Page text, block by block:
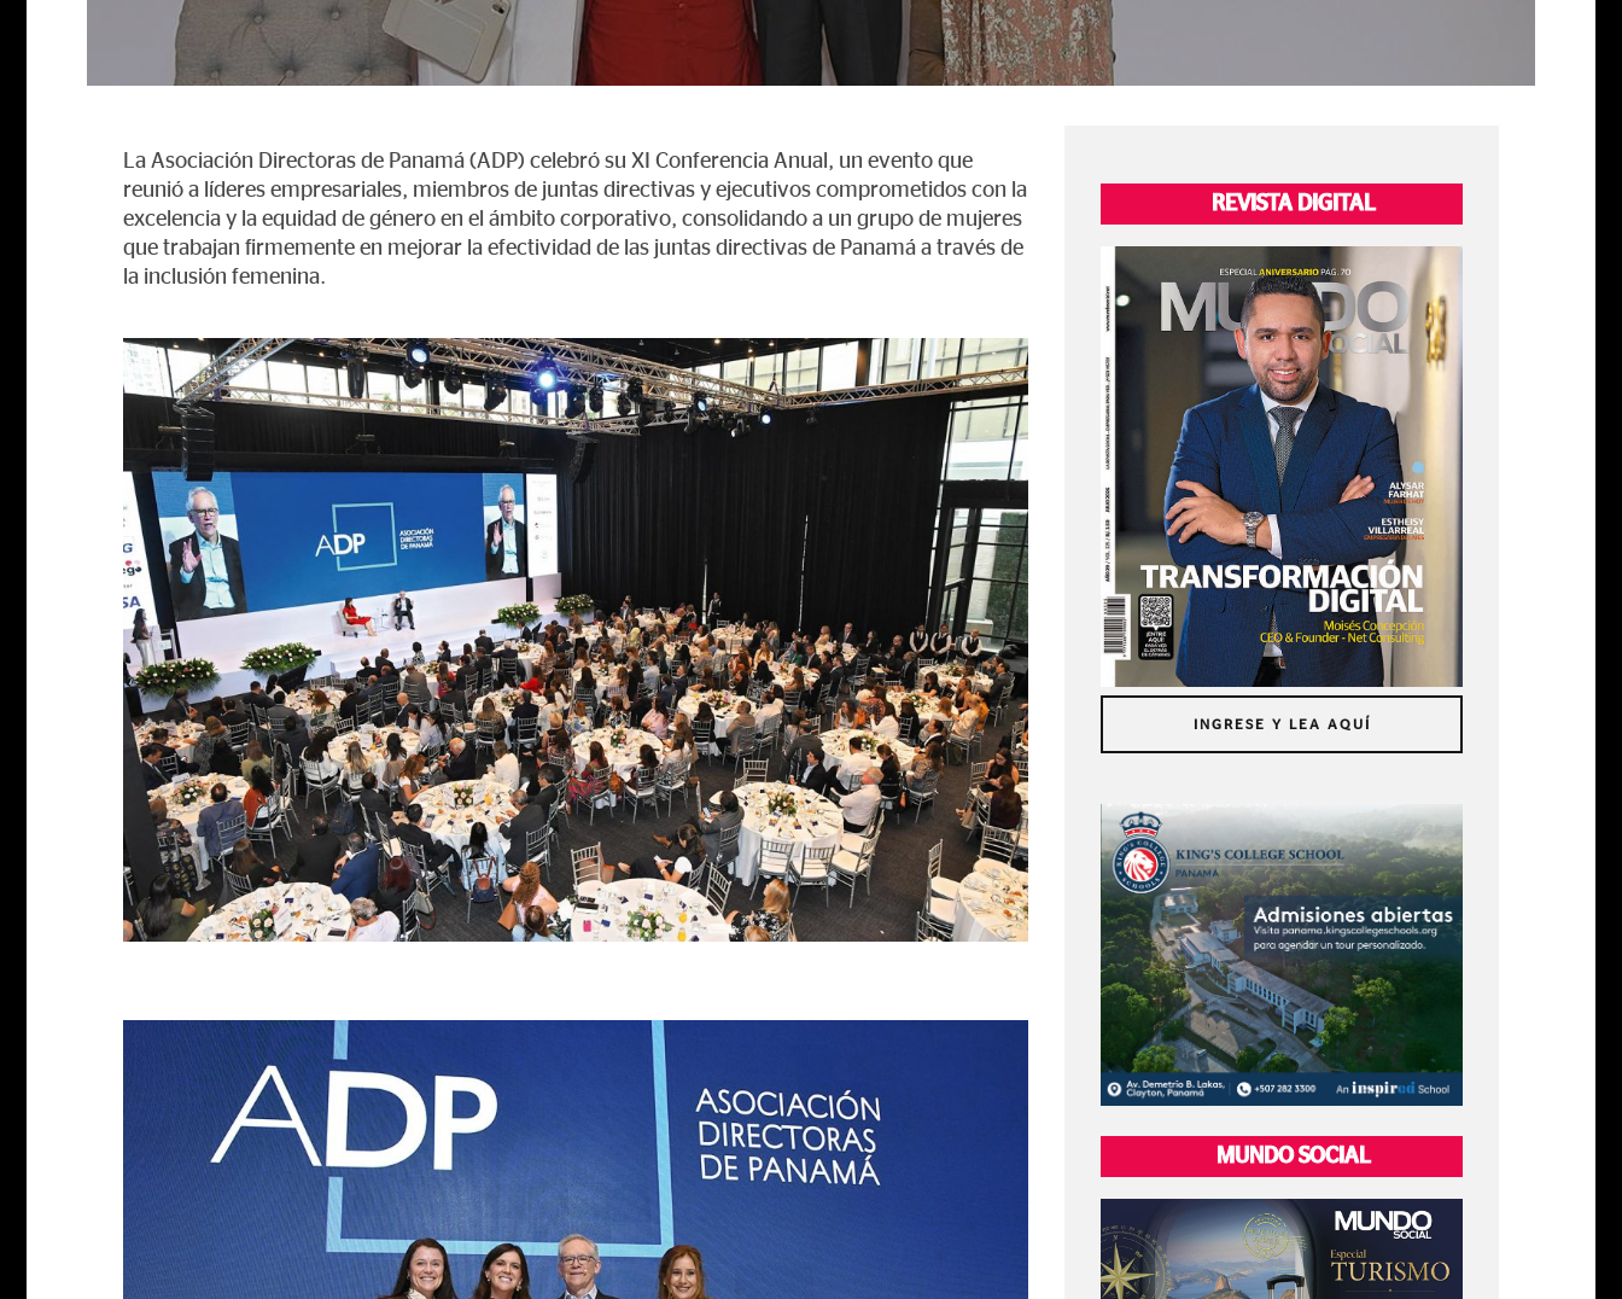
La Asociación Directoras de Panamá (ADP) celebró su XI Conferencia Anual, un evento que
reunió a líderes empresariales, miembros de juntas directivas y ejecutivos comprometidos con la
excelencia y la equidad de género en el ámbito corporativo, consolidando a un grupo de mujeres
que trabajan firmemente en mejorar la efectividad de las juntas directivas de Panamá a través de
la inclusión femenina.
REVISTA DIGITAL
INGRESE Y LEA AQUÍ
MUNDO SOCIAL